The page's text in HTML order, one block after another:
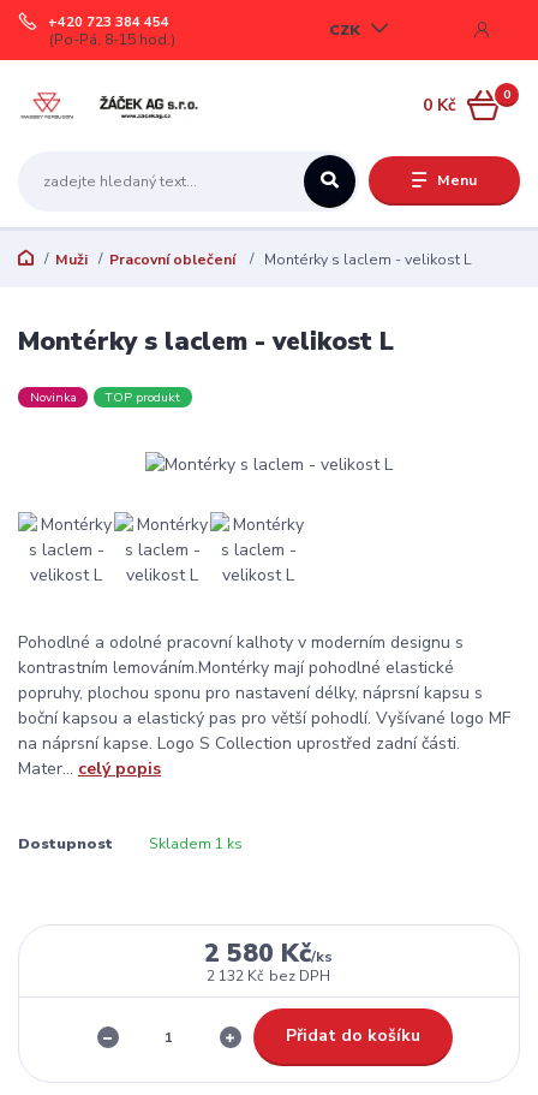
Menu
CZK
+420 723 384 454
(Po-Pá, 8-15 hod.)
0
0 Kč
Muži Pracovní oblečení Montérky s laclem - velikost L
Montérky s laclem - velikost L
Novinka TOP produkt
Pohodlné a odolné pracovní kalhoty v moderním designu s
kontrastním lemováním.Montérky mají pohodlné elastické
popruhy, plochou sponu pro nastavení délky, náprsní kapsu s
boční kapsou a elastický pas pro větší pohodlí. Vyšívané logo MF
na náprsní kapse. Logo S Collection uprostřed zadní části.
Mater... celý popis
Dostupnost Skladem 1 ks
2 580 Kč/ks
2 132 Kč bez DPH
Přidat do košíku